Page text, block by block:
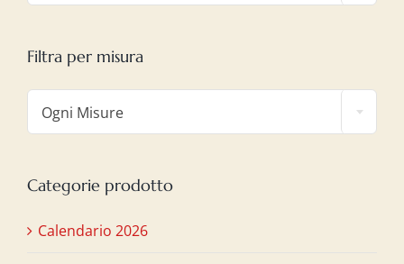
Filtra per misura
Ogni Misure
Categorie prodotto
Calendario 2026